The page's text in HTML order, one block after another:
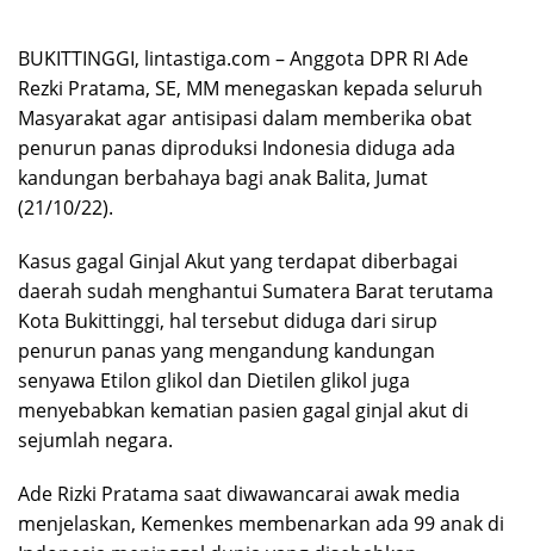
BUKITTINGGI, lintastiga.com – Anggota DPR RI Ade
Rezki Pratama, SE, MM menegaskan kepada seluruh
Masyarakat agar antisipasi dalam memberika obat
penurun panas diproduksi Indonesia diduga ada
kandungan berbahaya bagi anak Balita, Jumat
(21/10/22).
Kasus gagal Ginjal Akut yang terdapat diberbagai
daerah sudah menghantui Sumatera Barat terutama
Kota Bukittinggi, hal tersebut diduga dari sirup
penurun panas yang mengandung kandungan
senyawa Etilon glikol dan Dietilen glikol juga
menyebabkan kematian pasien gagal ginjal akut di
sejumlah negara.
Ade Rizki Pratama saat diwawancarai awak media
menjelaskan, Kemenkes membenarkan ada 99 anak di